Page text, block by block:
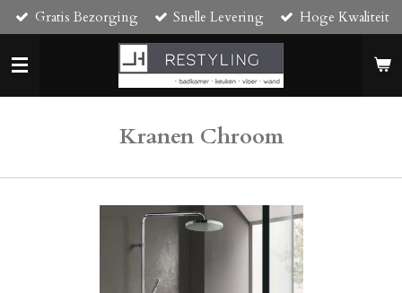
Ga
direct
naar
de
hoofdinhoud
Gratis Bezorging Snelle Levering Hoge Kwaliteit
Kranen Chroom